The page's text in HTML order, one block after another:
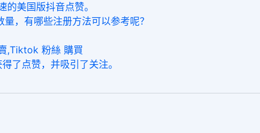
美国版抖音点赞。
，有哪些注册方法可以参考呢？
,Tiktok 粉絲 購買
了点赞，并吸引了关注。